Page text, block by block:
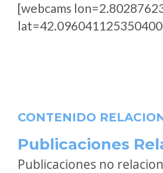
[webcams
CONTENIDO
Publicaciones
Publicaciones no